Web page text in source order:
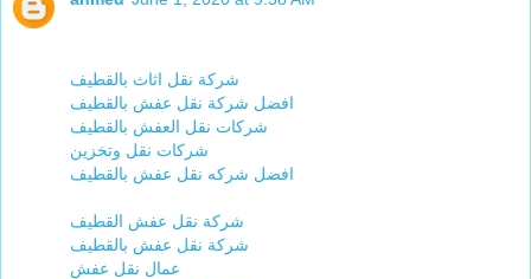
شركة نقل اثاث بالقطيف
افضل شركة نقل عفش بالقطيف
شركات نقل العفش بالقطيف
شركات نقل وتخزين
افضل شركه نقل عفش بالقطيف
شركة نقل عفش القطيف
شركة نقل عفش بالقطيف
عمال نقل عفش